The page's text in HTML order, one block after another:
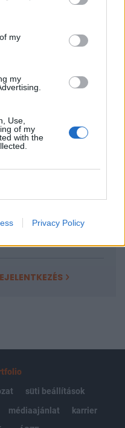
my
my
Use,
of my
with the
Privacy Policy
és 35
közösséget...
napon belüli
süti beállítások
médiaajánlat
karrier